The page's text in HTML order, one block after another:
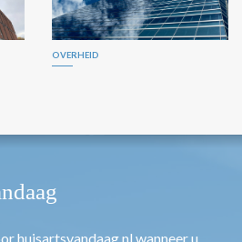
OVERHEID
huisartsvandaag.nl wanneer u